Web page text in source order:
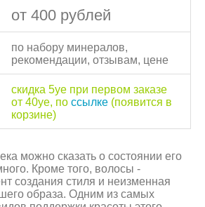
от 400 рублей
по набору минералов,
рекомендации, отзывам, цене
скидка 5уе при первом заказе
от 40уе, по ссылке (появится в
корзине)
можно сказать о состоянии его
Кроме того, волосы -
создания стиля и неизменная
образа. Одним из самых